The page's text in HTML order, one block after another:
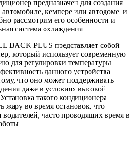
предназначен для создания
кемпере или автодоме, и
рассмотрим его особенности и
система охлаждения
BACK PLUS представляет собой
который использует современную
для регулировки температуры
данного устройства
что оно может поддерживать
даже в условиях высокой
такого кондиционера
жару во время остановок, что
водителей, часто проводящих время в